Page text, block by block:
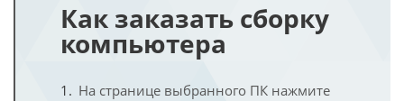
Как заказать сборку
компьютера
На странице выбранного ПК нажмите